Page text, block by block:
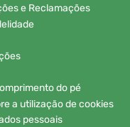
e Reclamações
do pé
a utilização de cookies
pessoais